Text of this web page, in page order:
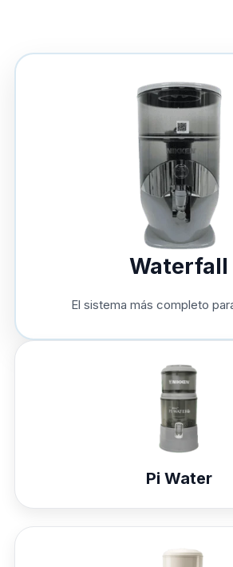
Waterfall
El sistema más completo
Pi Water